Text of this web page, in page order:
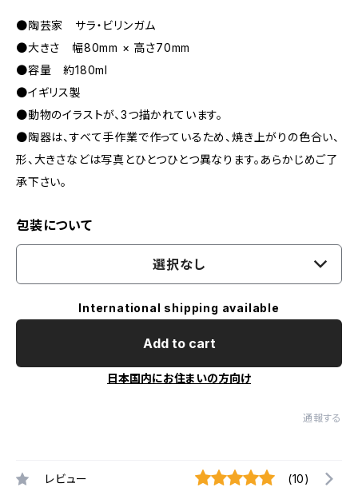
●陶芸家 サラ・ビリンガム
●大きさ 幅80mm × 高さ70mm
●容量 約180ml
●イギリス製
●動物のイラストが、3つ描かれています。
●陶器は、すべて手作業で作っているため、焼き上がりの色合い、
形、大きさなどは写真とひとつひとつ異なります。あらかじめご了
承下さい。
包装について
選択なし
International shipping available
Add to cart
日本国内にお住まいの方向け
通報する
レビュー (10)